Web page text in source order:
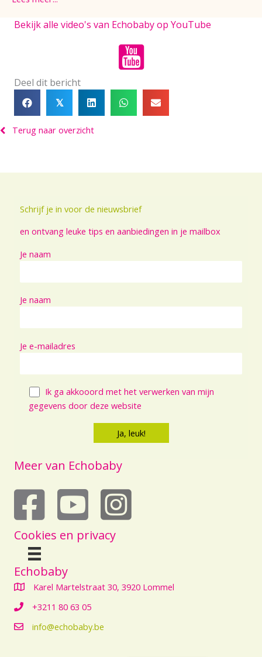
Bekijk alle video's van Echobaby op YouTube
Deel dit bericht
𝕏
Terug naar overzicht
Schrijf je in voor de nieuwsbrief
en ontvang leuke tips en aanbiedingen in je mailbox
Je naam
Je naam
Je e-mailadres
Ik ga akkooord met het verwerken van mijn
gegevens door deze website
Meer van Echobaby
echobaby op youtube
Cookies en privacy
Echobaby
Karel Martelstraat 30, 3920 Lommel
+3211 80 63 05
info@echobaby.be